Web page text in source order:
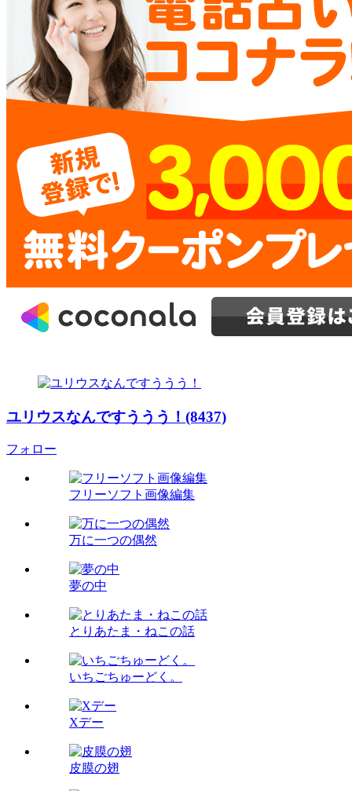
ユリウスなんですううう！(8437)
フォロー
フリーソフト画像編集
万に一つの偶然
夢の中
とりあたま・ねこの話
いちごちゅーどく。
Xデー
皮膜の翅